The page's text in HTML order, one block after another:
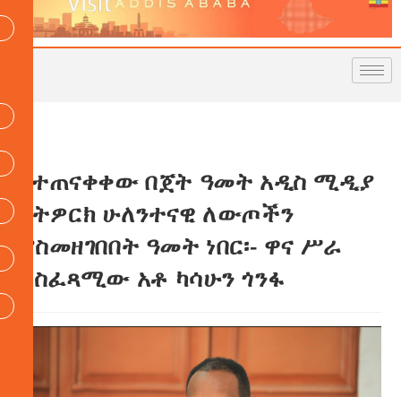
የተጠናቀቀው በጀት ዓመት አዲስ ሚዲያ
ኔትዎርክ ሁለንተናዊ ለውጦችን
ያስመዘገበበት ዓመት ነበር፡- ዋና ሥራ
አስፈጻሚው አቶ ካሳሁን ጎንፋ